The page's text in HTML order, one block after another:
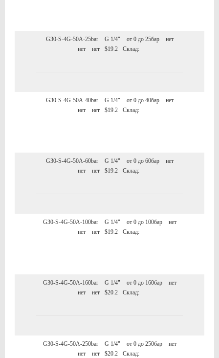
G30-S-4G-50A-25bar G 1/4" от 0 до 25бар
нет
нет
нет $19.2 Склад:
G30-S-4G-50A-40bar G 1/4" от 0 до 40бар
нет
нет
нет $19.2 Склад:
G30-S-4G-50A-60bar G 1/4" от 0 до 60бар
нет
нет
нет $19.2 Склад:
G30-S-4G-50A-100bar G 1/4" от 0 до 100бар
нет
нет
нет $19.2 Склад:
G30-S-4G-50A-160bar G 1/4" от 0 до 160бар
нет
нет
нет $20.2 Склад:
G30-S-4G-50A-250bar G 1/4" от 0 до 250бар
нет
нет
нет $20.2 Склад: